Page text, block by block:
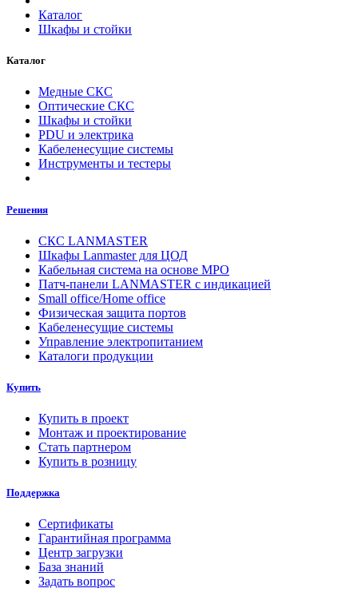
Каталог
Шкафы и стойки
Каталог
Медные СКС
Оптические СКС
Шкафы и стойки
PDU и электрика
Кабеленесущие системы
Инструменты и тестеры
Решения
СКС LANMASTER
Шкафы Lanmaster для ЦОД
Кабельная система на основе MPO
Патч-панели LANMASTER с индикацией
Small office/Home office
Физическая защита портов
Кабеленесущие системы
Управление электропитанием
Каталоги продукции
Купить
Купить в проект
Монтаж и проектирование
Стать партнером
Купить в розницу
Поддержка
Сертификаты
Гарантийная программа
Центр загрузки
База знаний
Задать вопрос